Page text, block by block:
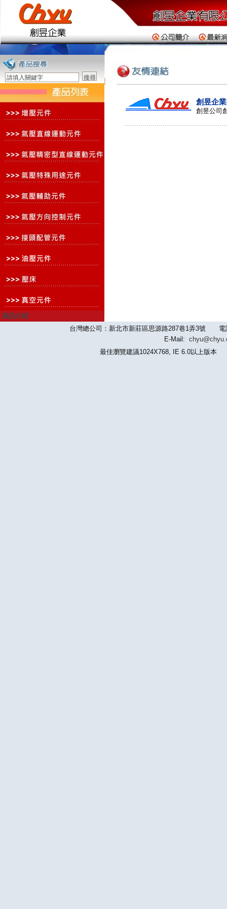
產品介紹
創昱企
創昱公司
台灣總公司：新北市新莊區思源路287巷1弄3號
E-Mail:
最佳瀏覽建議1024X768, IE 6.0以上版本